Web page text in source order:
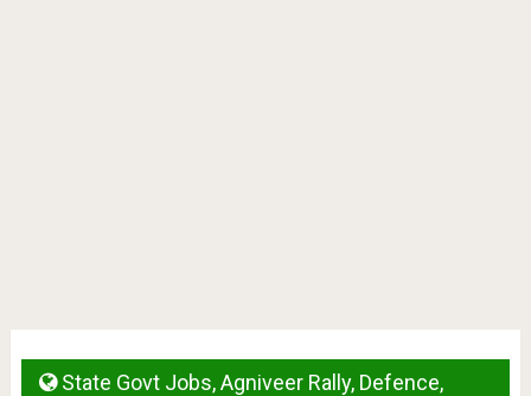
State Govt Jobs,Agniveer Rally, Defence,